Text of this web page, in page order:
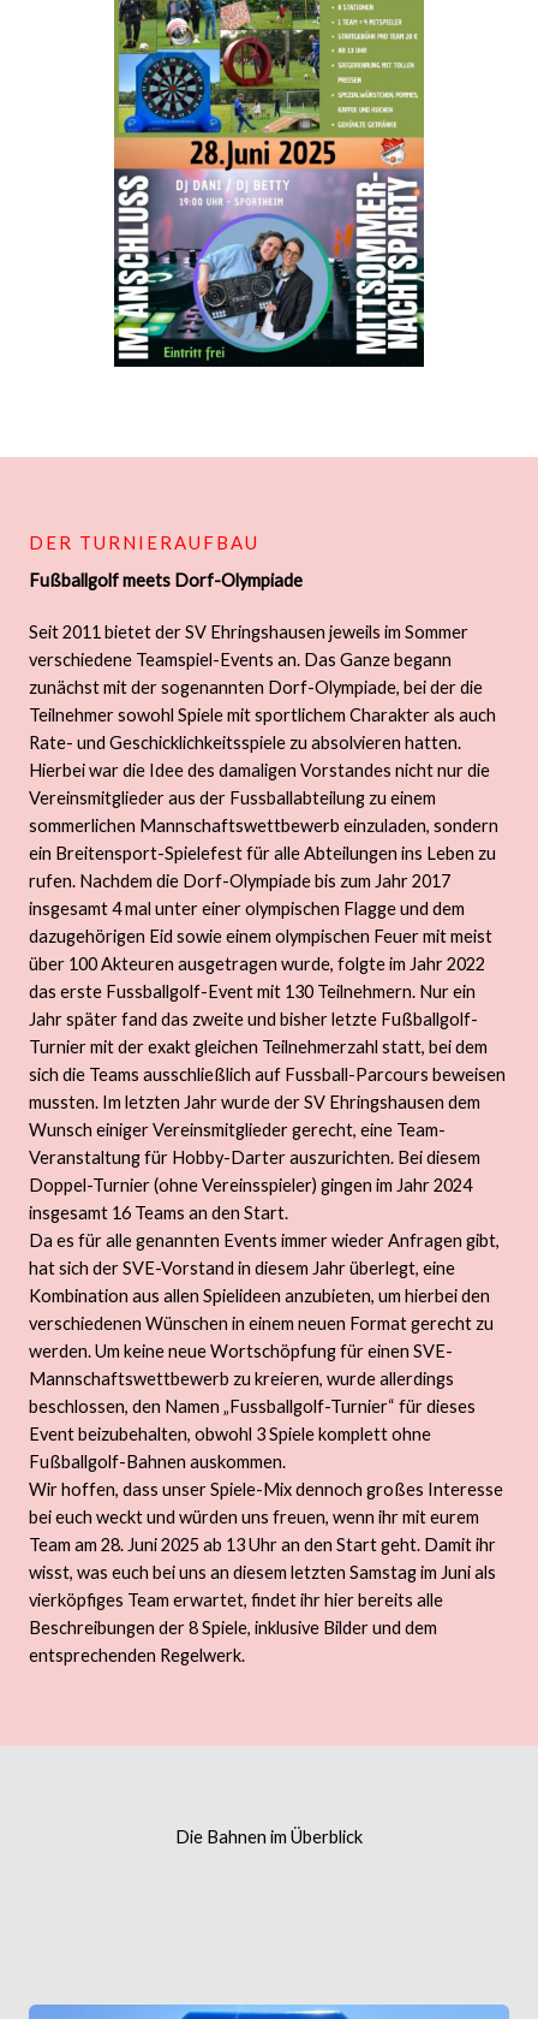
DER TURNIERAUFBAU
Fußballgolf meets Dorf-Olympiade
Seit 2011 bietet der SV Ehringshausen jeweils im Sommer
verschiedene Teamspiel-Events an. Das Ganze begann
zunächst mit der sogenannten Dorf-Olympiade, bei der die
Teilnehmer sowohl Spiele mit sportlichem Charakter als auch
Rate- und Geschicklichkeitsspiele zu absolvieren hatten.
Hierbei war die Idee des damaligen Vorstandes nicht nur die
Vereinsmitglieder aus der Fussballabteilung zu einem
sommerlichen Mannschaftswettbewerb einzuladen, sondern
ein Breitensport-Spielefest für alle Abteilungen ins Leben zu
rufen. Nachdem die Dorf-Olympiade bis zum Jahr 2017
insgesamt 4 mal unter einer olympischen Flagge und dem
dazugehörigen Eid sowie einem olympischen Feuer mit meist
über 100 Akteuren ausgetragen wurde, folgte im Jahr 2022
das erste Fussballgolf-Event mit 130 Teilnehmern. Nur ein
Jahr später fand das zweite und bisher letzte Fußballgolf-
Turnier mit der exakt gleichen Teilnehmerzahl statt, bei dem
sich die Teams ausschließlich auf Fussball-Parcours beweisen
mussten. Im letzten Jahr wurde der SV Ehringshausen dem
Wunsch einiger Vereinsmitglieder gerecht, eine Team-
Veranstaltung für Hobby-Darter auszurichten. Bei diesem
Doppel-Turnier (ohne Vereinsspieler) gingen im Jahr 2024
insgesamt 16 Teams an den Start.
Da es für alle genannten Events immer wieder Anfragen gibt,
hat sich der SVE-Vorstand in diesem Jahr überlegt, eine
Kombination aus allen Spielideen anzubieten, um hierbei den
verschiedenen Wünschen in einem neuen Format gerecht zu
werden. Um keine neue Wortschöpfung für einen SVE-
Mannschaftswettbewerb zu kreieren, wurde allerdings
beschlossen, den Namen „Fussballgolf-Turnier“ für dieses
Event beizubehalten, obwohl 3 Spiele komplett ohne
Fußballgolf-Bahnen auskommen.
Wir hoffen, dass unser Spiele-Mix dennoch großes Interesse
bei euch weckt und würden uns freuen, wenn ihr mit eurem
Team am 28. Juni 2025 ab 13 Uhr an den Start geht. Damit ihr
wisst, was euch bei uns an diesem letzten Samstag im Juni als
vierköpfiges Team erwartet, findet ihr hier bereits alle
Beschreibungen der 8 Spiele, inklusive Bilder und dem
entsprechenden Regelwerk.
Die Bahnen im Überblick